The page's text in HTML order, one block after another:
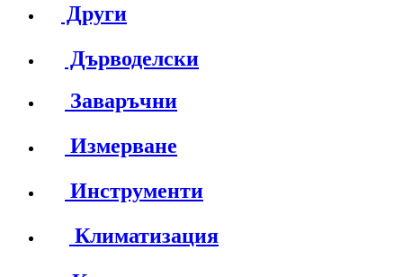
Други
Дърводелски
Заваръчни
Измерване
Инструменти
Климатизация